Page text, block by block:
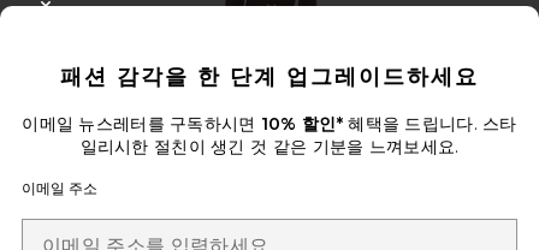
패션 감각을 한 단계 업그레이드하세요
이메일 뉴스레터를 구독하시면 10% 할인*혜택을 드립니다. 스타
일리시한 절친이 생긴 것 같은 기분을 느껴보세요.
이메일 주소